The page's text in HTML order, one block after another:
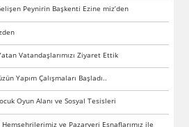
Peynirin Başkenti Ezine miz’den
Vatandaşlarımızı Ziyaret Ettik
Yapım Çalışmaları Başladı..
Oyun Alanı ve Sosyal Tesisleri
ve Pazaryeri Esnaflarımız ile